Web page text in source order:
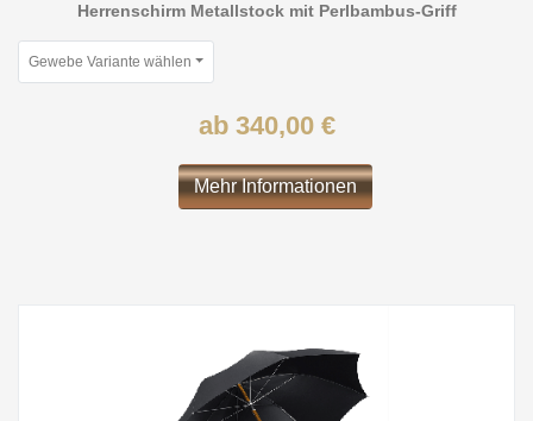
Herrenschirm Metallstock mit Perlbambus-Griff
Gewebe Variante wählen
ab 340,00 €
Mehr Informationen